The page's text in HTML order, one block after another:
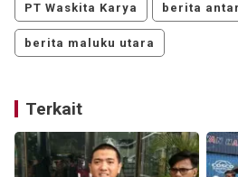
PT Waskita Karya berita
berita maluku utara
Terkait